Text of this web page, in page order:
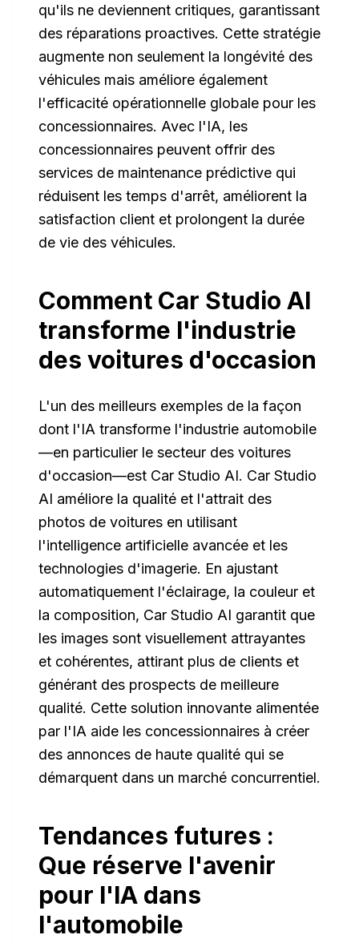
qu'ils ne deviennent critiques, garantissant
des réparations proactives. Cette stratégie
augmente non seulement la longévité des
véhicules mais améliore également
l'efficacité opérationnelle globale pour les
concessionnaires. Avec l'IA, les
concessionnaires peuvent offrir des
services de maintenance prédictive qui
réduisent les temps d'arrêt, améliorent la
satisfaction client et prolongent la durée
de vie des véhicules.
Comment Car Studio AI
transforme l'industrie
des voitures d'occasion
L'un des meilleurs exemples de la façon
dont l'IA transforme l'industrie automobile
—en particulier le secteur des voitures
d'occasion—est Car Studio AI. Car Studio
AI améliore la qualité et l'attrait des
photos de voitures en utilisant
l'intelligence artificielle avancée et les
technologies d'imagerie. En ajustant
automatiquement l'éclairage, la couleur et
la composition, Car Studio AI garantit que
les images sont visuellement attrayantes
et cohérentes, attirant plus de clients et
générant des prospects de meilleure
qualité. Cette solution innovante alimentée
par l'IA aide les concessionnaires à créer
des annonces de haute qualité qui se
démarquent dans un marché concurrentiel.
Tendances futures :
Que réserve l'avenir
pour l'IA dans
l'automobile